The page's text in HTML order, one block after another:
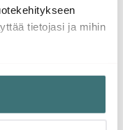
tietojasi ja mihin
sijainnistasi,